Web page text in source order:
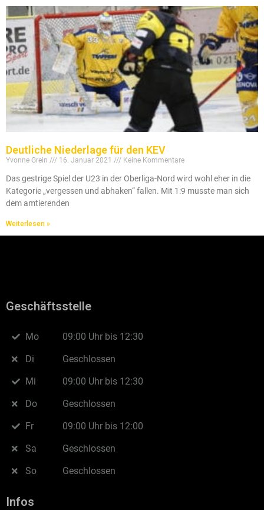
Deutliche Niederlage für den KEV
Yvonne Grein 16. Januar 2021 Keine Kommentare
Das gestrige Spiel der U23 in der Oberliga-Nord wird wohl eher in die
Kategorie „vergessen und abhaken“ fallen. Mit 1:9 musste man sich
dem amtierenden
Weiterlesen »
Geschäftsstelle
Mo
Di
Mi
Do
Fr
Sa
So
09:00 Uhr bis 12:30
Geschlossen
09:00 Uhr bis 12:30
Geschlossen
09:00 Uhr bis 12:00
Geschlossen
Geschlossen
Infos